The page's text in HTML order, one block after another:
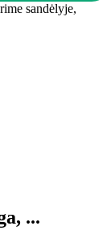
sandėlyje,
...